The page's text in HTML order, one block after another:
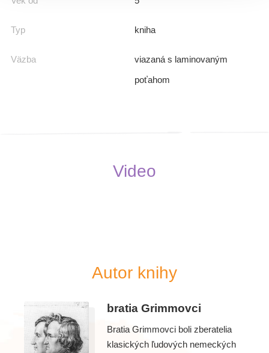
Typ kniha
Väzba
viazaná s laminovaným
poťahom
Video
Autor knihy
bratia Grimmovci
Bratia Grimmovci boli zberatelia
klasických ľudových nemeckých